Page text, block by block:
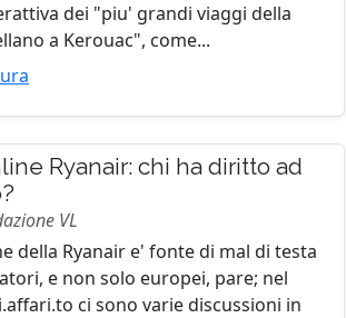
dei "piu' grandi viaggi della
a Kerouac", come...
Ryanair: chi ha diritto ad
VL
della Ryanair e' fonte di mal di testa
e non solo europei, pare; nel
ci sono varie discussioni in